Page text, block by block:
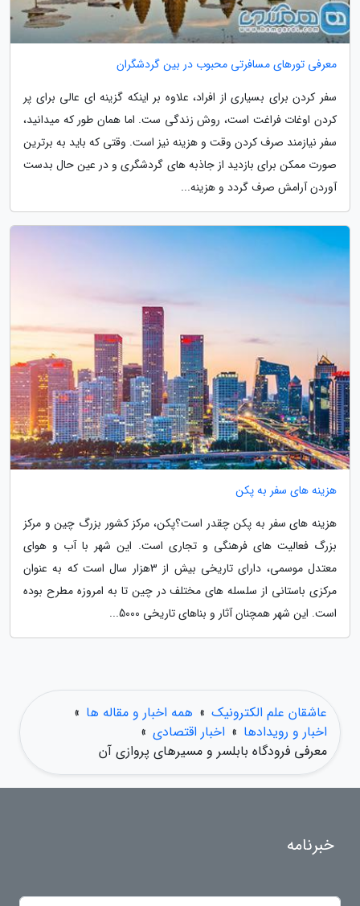
معرفی تورهای مسافرتی محبوب در بین گردشگران
سفر کردن برای بسیاری از افراد، علاوه بر اینکه گزینه ای عالی برای پر
کردن اوغات فراغت است، روش زندگی ست. اما همان طور که میدانید،
سفر نیازمند صرف کردن وقت و هزینه نیز است. وقتی که باید به برترین
صورت ممکن برای بازدید از جاذبه های گردشگری و در عین حال بدست
آوردن آرامش صرف گردد و هزینه...
هزینه های سفر به پکن
هزینه های سفر به پکن چقدر است؟پکن، مرکز کشور بزرگ چین و مرکز
بزرگ فعالیت های فرهنگی و تجاری است. این شهر با آب و هوای
معتدل موسمی، دارای تاریخی بیش از 3هزار سال است که به عنوان
مرکزی باستانی از سلسله های مختلف در چین تا به امروزه مطرح بوده
است. این شهر همچنان آثار و بناهای تاریخی 5000...
عاشقان علم الکترونیک » همه اخبار و مقاله ها »
اخبار و رویدادها » اخبار اقتصادی »
معرفی فرودگاه بابلسر و مسیرهای پروازی آن
خبرنامه